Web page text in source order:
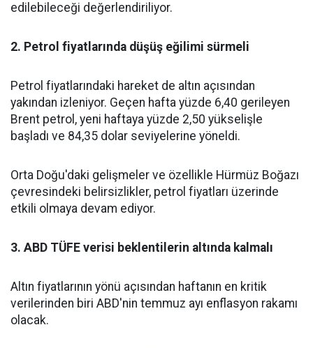
edilebileceği değerlendiriliyor.
2. Petrol fiyatlarında düşüş eğilimi sürmeli
Petrol fiyatlarındaki hareket de altın açısından
yakından izleniyor. Geçen hafta yüzde 6,40 gerileyen
Brent petrol, yeni haftaya yüzde 2,50 yükselişle
başladı ve 84,35 dolar seviyelerine yöneldi.
Orta Doğu'daki gelişmeler ve özellikle Hürmüz Boğazı
çevresindeki belirsizlikler, petrol fiyatları üzerinde
etkili olmaya devam ediyor.
3. ABD TÜFE verisi beklentilerin altında kalmalı
Altın fiyatlarının yönü açısından haftanın en kritik
verilerinden biri ABD'nin temmuz ayı enflasyon rakamı
olacak.